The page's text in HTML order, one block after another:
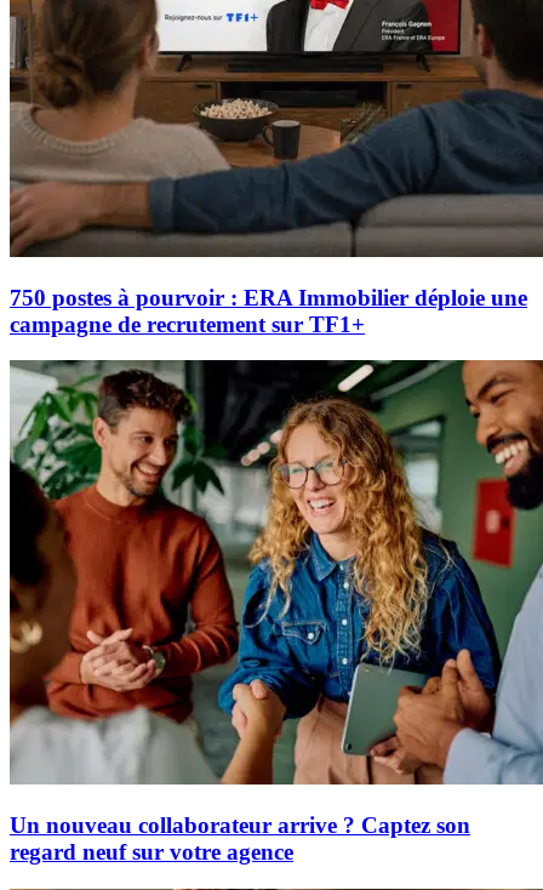
750 postes à pourvoir : ERA Immobilier déploie une
campagne de recrutement sur TF1+
Un nouveau collaborateur arrive ? Captez son
regard neuf sur votre agence